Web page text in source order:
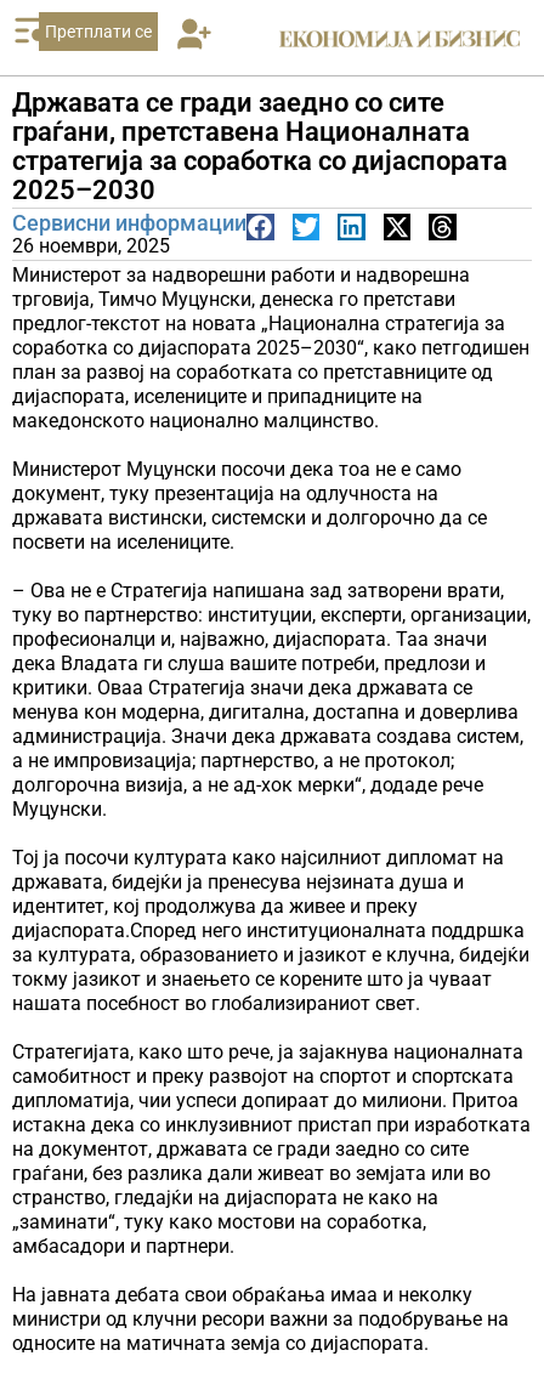
Претплати се
Државата се гради заедно со сите
граѓани, претставена Националната
стратегија за соработка со дијаспората
2025–2030
Сервисни информации
26 ноември, 2025
Министерот за надворешни работи и надворешна
трговија, Тимчо Муцунски, денеска го претстави
предлог-текстот на новата „Национална стратегија за
соработка со дијаспората 2025–2030“, како петгодишен
план за развој на соработката со претставниците од
дијаспората, иселениците и припадниците на
македонското национално малцинство.
Министерот Муцунски посочи дека тоа не е само
документ, туку презентација на одлучноста на
државата вистински, системски и долгорочно да се
посвети на иселениците.
– Ова не е Стратегија напишана зад затворени врати,
туку во партнерство: институции, експерти, организации,
професионалци и, најважно, дијаспората. Таа значи
дека Владата ги слуша вашите потреби, предлози и
критики. Оваа Стратегија значи дека државата се
менува кон модерна, дигитална, достапна и доверлива
администрација. Значи дека државата создава систем,
а не импровизација; партнерство, а не протокол;
долгорочна визија, а не ад-хок мерки“, додаде рече
Муцунски.
Тој ја посочи културата како најсилниот дипломат на
државата, бидејќи ја пренесува нејзината душа и
идентитет, кој продолжува да живее и преку
дијаспората.Според него институционалната поддршка
за културата, образованието и јазикот е клучна, бидејќи
токму јазикот и знаењето се корените што ја чуваат
нашата посебност во глобализираниот свет.
Стратегијата, како што рече, ја зајакнува националната
самобитност и преку развојот на спортот и спортската
дипломатија, чии успеси допираат до милиони. Притоа
истакна дека со инклузивниот пристап при изработката
на документот, државата се гради заедно со сите
граѓани, без разлика дали живеат во земјата или во
странство, гледајќи на дијаспората не како на
„заминати“, туку како мостови на соработка,
амбасадори и партнери.
На јавната дебата свои обраќања имаа и неколку
министри од клучни ресори важни за подобрување на
односите на матичната земја со дијаспората.